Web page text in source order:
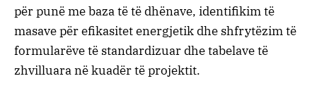
për punë me baza të të dhënave, identifikim të
masave për efikasitet energjetik dhe shfrytëzim të
formularëve të standardizuar dhe tabelave të
zhvilluara në kuadër të projektit.